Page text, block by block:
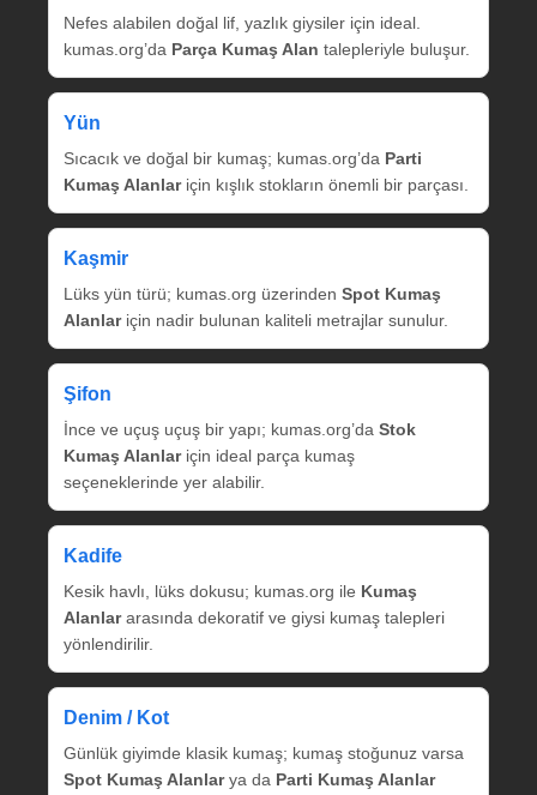
Nefes alabilen doğal lif, yazlık giysiler için ideal.
kumas.org’da Parça Kumaş Alan talepleriyle buluşur.
Yün
Sıcacık ve doğal bir kumaş; kumas.org’da Parti
Kumaş Alanlariçin kışlık stokların önemli bir parçası.
Kaşmir
Lüks yün türü; kumas.org üzerinden Spot Kumaş
Alanlariçin nadir bulunan kaliteli metrajlar sunulur.
Şifon
İnce ve uçuş uçuş bir yapı; kumas.org’da Stok
Kumaş Alanlariçin ideal parça kumaş
seçeneklerinde yer alabilir.
Kadife
Kesik havlı, lüks dokusu; kumas.org ile Kumaş
Alanlararasında dekoratif ve giysi kumaş talepleri
yönlendirilir.
Denim / Kot
Günlük giyimde klasik kumaş; kumaş stoğunuz varsa
Spot Kumaş Alanlarya da Parti Kumaş Alanlar